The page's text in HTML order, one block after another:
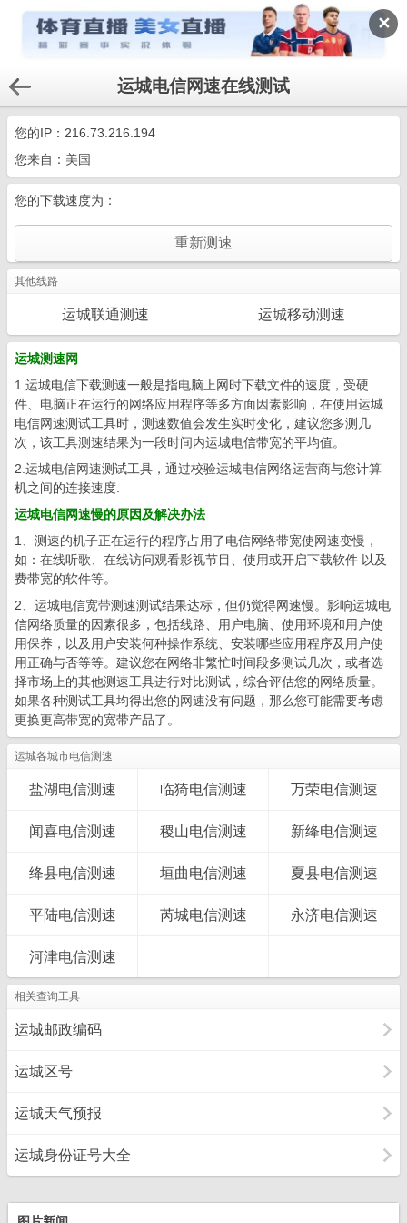
✕
运城电信网速在线测试
您的IP： 216.73.216.194
您来自：美国
您的下载速度为：
其他线路
运城联通测速 运城移动测速
运城测速网
1.运城电信下载测速一般是指电脑上网时下载文件的速度，受硬
件、电脑正在运行的网络应用程序等多方面因素影响，在使用运城
电信网速测试工具时，测速数值会发生实时变化，建议您多测几
次，该工具测速结果为一段时间内运城电信带宽的平均值。
2.运城电信网速测试工具，通过校验运城电信网络运营商与您计算
机之间的连接速度.
运城电信网速慢的原因及解决办法
1、测速的机子正在运行的程序占用了电信网络带宽使网速变慢，
如：在线听歌、在线访问观看影视节目、使用或开启下载软件 以及
费带宽的软件等。
2、运城电信宽带测速测试结果达标，但仍觉得网速慢。影响运城电
信网络质量的因素很多，包括线路、用户电脑、使用环境和用户使
用保养，以及用户安装何种操作系统、安装哪些应用程序及用户使
用正确与否等等。建议您在网络非繁忙时间段多测试几次，或者选
择市场上的其他测速工具进行对比测试，综合评估您的网络质量。
如果各种测试工具均得出您的网速没有问题，那么您可能需要考虑
更换更高带宽的宽带产品了。
运城各城市电信测速
盐湖电信测速 临猗电信测速 万荣电信测速
闻喜电信测速 稷山电信测速 新绛电信测速
绛县电信测速 垣曲电信测速 夏县电信测速
平陆电信测速 芮城电信测速 永济电信测速
河津电信测速
相关查询工具
运城邮政编码
运城区号
运城天气预报
运城身份证号大全